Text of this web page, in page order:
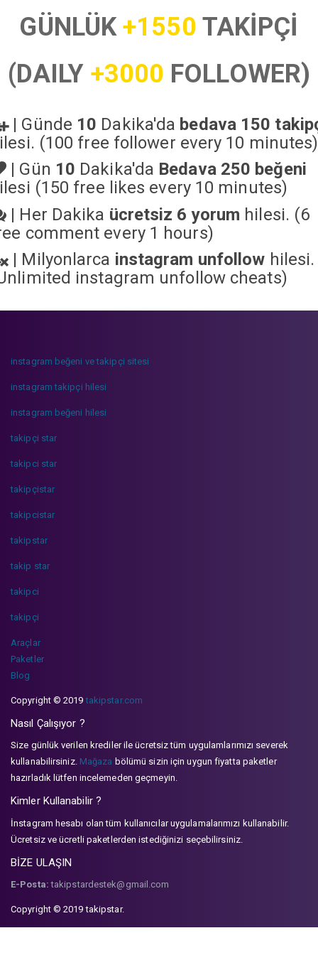
GÜNLÜK+1550 TAKİPÇİ
(DAILY +3000 FOLLOWER)
| Günde 10 Dakika'da bedava 150
(100 free follower every 10 minutes)
| Gün 10 Dakika'da Bedava 250 beğeni
(150 free likes every 10 minutes)
| Her Dakika ücretsiz 6 yorum hilesi. (6
comment every 1 hours)
| Milyonlarca instagram unfollow hilesi.
instagram unfollow cheats)
instagram beğeni ve takipçi sitesi
instagram takipçi hilesi
instagram beğeni hilesi
takipçi star
takipci star
takipçistar
takipcistar
takipstar
takip star
takipci
takipçi
Araçlar
Paketler
Blog
Copyright © 2019takipstar.com
Nasıl Çalışıyor ?
Size günlük verilen krediler ile ücretsiz tüm uygulamlarımızı severek
kullanabilirsiniz. Mağaza bölümü sizin için uygun fiyatta paketler
hazırladık lütfen incelemeden geçmeyin.
Kimler Kullanabilir ?
İnstagram hesabı olan tüm kullanıcılar uygulamalarımızı kullanabilir.
Ücretsiz ve ücretli paketlerden istediğinizi seçebilirsiniz.
BİZE ULAŞIN
E-Posta: takipstardestek@gmail.com
Copyright © 2019 takipstar.